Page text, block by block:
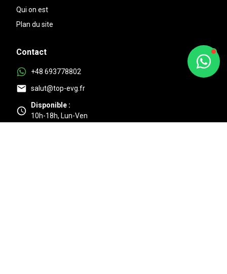
Qui on est
Plan du site
Contact
+48 693778802
salut@top-evg.fr
Disponible :
10h-18h, Lun-Ven